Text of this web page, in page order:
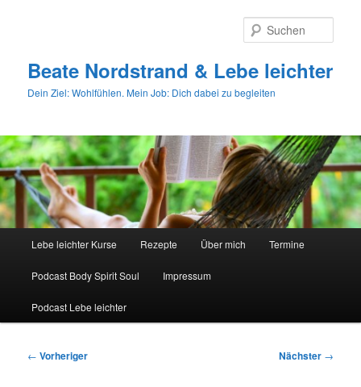
Beate Nordstrand & Lebe leichter
Dein Ziel: Wohlfühlen. Mein Job: Dich dabei zu begleiten
Lebe leichter Kurse Rezepte Über mich Termine
Podcast Body Spirit Soul Impressum
Podcast Lebe leichter
Beitragsnavigation
← Vorheriger Nächster →